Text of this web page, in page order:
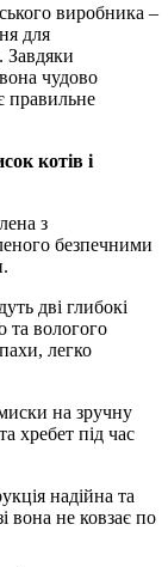
виробника –
для
Завдяки
чудово
правильне
котів і
з
безпечними
дві глибокі
та вологого
легко
на зручну
хребет під час
надійна та
вона не ковзає по